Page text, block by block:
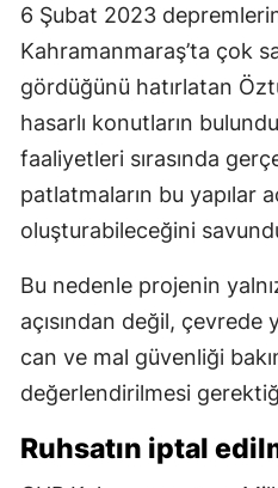
6 Şubat 2023
Kahramanmaraş’ta çok
gördüğünü hatırlatan
hasarlı konutların
faaliyetleri sırasında
patlatmaların bu yapılar
oluşturabileceğini
Bu nedenle projenin
açısından değil, çevrede
can ve mal güvenliği
değerlendirilmesi
Ruhsatın iptal